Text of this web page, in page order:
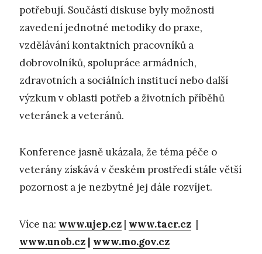
potřebují. Součástí diskuse byly možnosti
zavedení jednotné metodiky do praxe,
vzdělávání kontaktních pracovníků a
dobrovolníků, spolupráce armádních,
zdravotních a sociálních institucí nebo další
výzkum v oblasti potřeb a životních příběhů
veteránek a veteránů.
Konference jasně ukázala, že téma péče o
veterány získává v českém prostředí stále větší
pozornost a je nezbytné jej dále rozvíjet.
Více na: www.ujep.cz | www.tacr.cz |
www.unob.cz | www.mo.gov.cz